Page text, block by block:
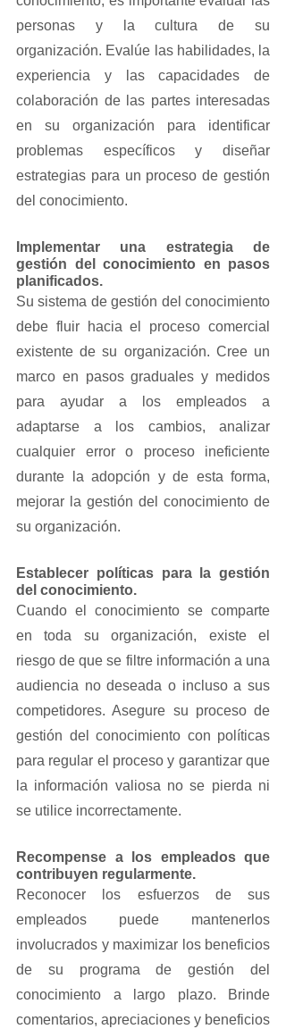
personas y la cultura de su
organización. Evalúe las habilidades, la
experiencia y las capacidades de
colaboración de las partes interesadas
en su organización para identificar
problemas específicos y diseñar
estrategias para un proceso de gestión
del conocimiento.
Implementar una estrategia de
gestión del conocimiento en pasos
planificados.
Su sistema de gestión del conocimiento
debe fluir hacia el proceso comercial
existente de su organización. Cree un
marco en pasos graduales y medidos
para ayudar a los empleados a
adaptarse a los cambios, analizar
cualquier error o proceso ineficiente
durante la adopción y de esta forma,
mejorar la gestión del conocimiento de
su organización.
Establecer políticas para la gestión
del conocimiento.
Cuando el conocimiento se comparte
en toda su organización, existe el
riesgo de que se filtre información a una
audiencia no deseada o incluso a sus
competidores. Asegure su proceso de
gestión del conocimiento con políticas
para regular el proceso y garantizar que
la información valiosa no se pierda ni
se utilice incorrectamente.
Recompense a los empleados que
contribuyen regularmente.
Reconocer los esfuerzos de sus
empleados puede mantenerlos
involucrados y maximizar los beneficios
de su programa de gestión del
conocimiento a largo plazo. Brinde
comentarios, apreciaciones y beneficios